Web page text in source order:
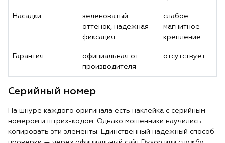
Насадки
зеленоватый
оттенок, надежная
фиксация
слабое
магнитное
крепление
Гарантия
официальная от
производителя
отсутствует
Серийный номер
На шнуре каждого оригинала есть наклейка с серийным
номером и штрих-кодом. Однако мошенники научились
копировать эти элементы. Единственный надежный способ